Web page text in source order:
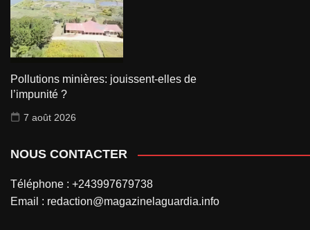
Pollutions minières: jouissent-elles de
l’impunité ?
7 août 2026
NOUS CONTACTER
Téléphone : +243997679738
Email : redaction@magazinelaguardia.info